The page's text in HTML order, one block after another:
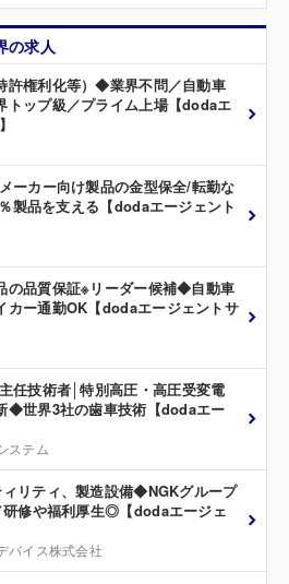
の求人
許権利化等）◆業界不問／自動車
トップ級／プライム上場【dodaエ
ーカー向け製品の金型保全/転勤な
製品を支える【dodaエージェント
の品質保証※リーダー候補◆自動車
カー通勤OK【dodaエージェントサ
任技術者│特別高圧・高圧受変電
◆世界3社の歯車技術【dodaエー
ステム
ィリティ、製造設備◆NGKグループ
修や福利厚生◎【dodaエージェ
バイス株式会社